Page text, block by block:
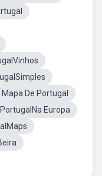
Mapa De Portugal
Europa